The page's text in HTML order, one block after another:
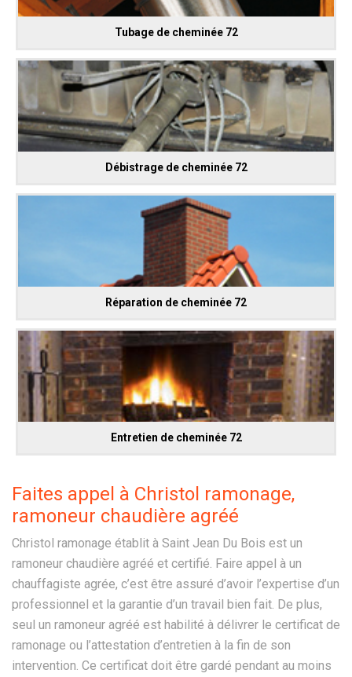
Tubage de cheminée 72
Débistrage de cheminée 72
Réparation de cheminée 72
Entretien de cheminée 72
Faites appel à Christol ramonage,
ramoneur chaudière agréé
Christol ramonage établit à Saint Jean Du Bois est un
ramoneur chaudière agréé et certifié. Faire appel à un
chauffagiste agrée, c’est être assuré d’avoir l’expertise d’un
professionnel et la garantie d’un travail bien fait. De plus,
seul un ramoneur agréé est habilité à délivrer le certificat de
ramonage ou l’attestation d’entretien à la fin de son
intervention. Ce certificat doit être gardé pendant au moins